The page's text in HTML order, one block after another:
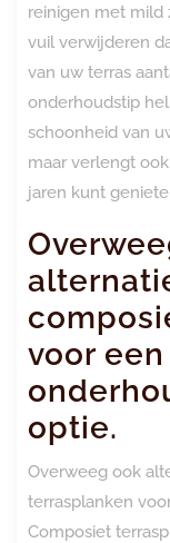
reinigen met mild
vuil verwijderen
van uw terras
onderhoudstip
schoonheid van
maar verlengt
jaren kunt
voor een
optie.
Overweeg ook
terrasplanken
Composiet